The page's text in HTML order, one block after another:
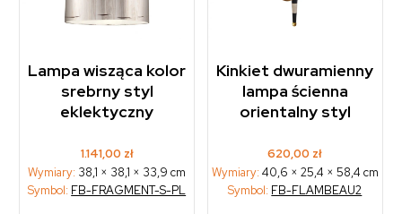
Lampa wisząca kolor
srebrny styl
eklektyczny
1.141,00 zł
Wymiary: 38,1 × 38,1 × 33,9 cm
Symbol: FB-FRAGMENT-S-PL
Kinkiet dwuramienny
lampa ścienna
orientalny styl
620,00 zł
Wymiary: 40,6 × 25,4 × 58,4 cm
Symbol: FB-FLAMBEAU2